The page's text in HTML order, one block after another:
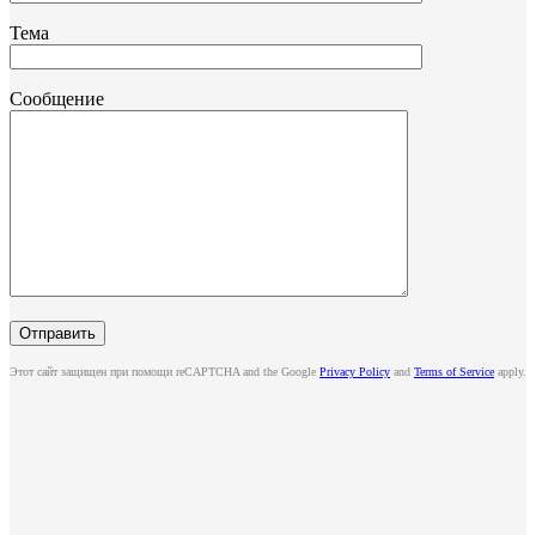
Тема
Сообщение
Этот сайт защищен при помощи reCAPTCHA and the Google Privacy Policy and Terms of Service apply.